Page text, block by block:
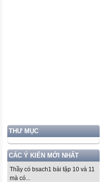
THƯ MỤC
CÁC Ý KIẾN MỚI NHẤT
Thầy có bsach1 bài tập 10 và 11
mà có...